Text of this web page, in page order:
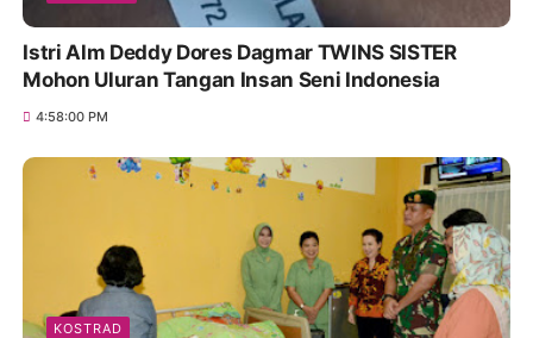
Istri Alm Deddy Dores Dagmar TWINS SISTER
Mohon Uluran Tangan Insan Seni Indonesia
4:58:00 PM
KOSTRAD